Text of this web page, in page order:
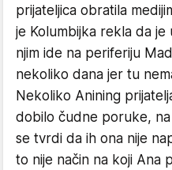
prijateljica obratila
je Kolumbijka rekla da
njim ide na periferiju
nekoliko dana jer tu
Nekoliko Anining
dobilo čudne poruke,
se tvrdi da ih ona nije
to nije način na koji Ana